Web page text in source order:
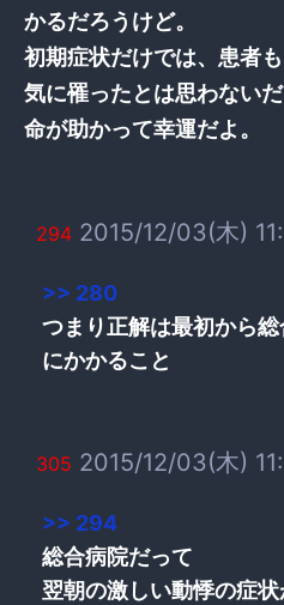
かるだろうけど。
初期症状だけでは、患者
気に罹ったとは思わないだ
命が助かって幸運だよ。
294 2015/12/03(木)
>> 280
つまり正解は最初から
にかかること
305 2015/12/03(木)
>> 294
総合病院だって
翌朝の激しい動悸の症